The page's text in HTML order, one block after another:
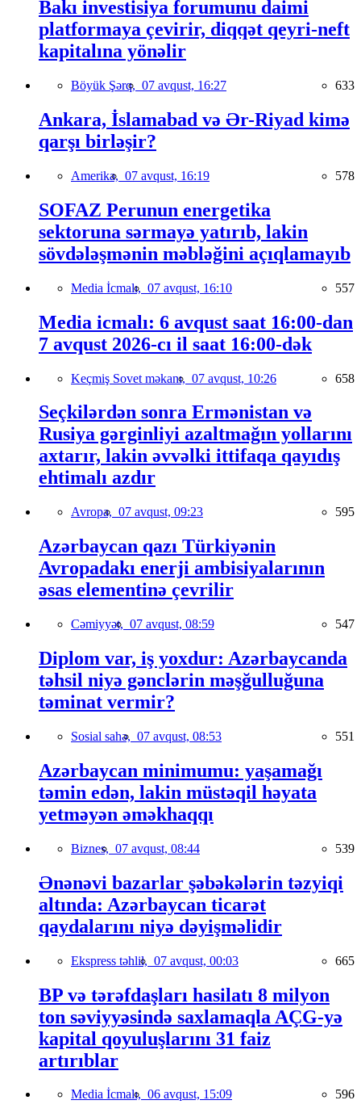
Bakı investisiya forumunu daimi
platformaya çevirir, diqqət qeyri-neft
kapitalına yönəlir
Böyük Şərq, 07 avqust, 16:27 633
Ankara, İslamabad və Ər-Riyad kimə
qarşı birləşir?
Amerika, 07 avqust, 16:19 578
SOFAZ Perunun energetika
sektoruna sərmayə yatırıb, lakin
sövdələşmənin məbləğini açıqlamayıb
Media İcmalı, 07 avqust, 16:10 557
Media icmalı: 6 avqust saat 16:00-dan
7 avqust 2026-cı il saat 16:00-dək
Keçmiş Sovet məkanı, 07 avqust, 10:26 658
Seçkilərdən sonra Ermənistan və
Rusiya gərginliyi azaltmağın yollarını
axtarır, lakin əvvəlki ittifaqa qayıdış
ehtimalı azdır
Avropa, 07 avqust, 09:23 595
Azərbaycan qazı Türkiyənin
Avropadakı enerji ambisiyalarının
əsas elementinə çevrilir
Cəmiyyət, 07 avqust, 08:59 547
Diplom var, iş yoxdur: Azərbaycanda
təhsil niyə gənclərin məşğulluğuna
təminat vermir?
Sosial sahə, 07 avqust, 08:53 551
Azərbaycan minimumu: yaşamağı
təmin edən, lakin müstəqil həyata
yetməyən əməkhaqqı
Biznes, 07 avqust, 08:44 539
Ənənəvi bazarlar şəbəkələrin təzyiqi
altında: Azərbaycan ticarət
qaydalarını niyə dəyişməlidir
Ekspress təhlil, 07 avqust, 00:03 665
BP və tərəfdaşları hasilatı 8 milyon
ton səviyyəsində saxlamaqla AÇG-yə
kapital qoyuluşlarını 31 faiz
artırıblar
Media İcmalı, 06 avqust, 15:09 596